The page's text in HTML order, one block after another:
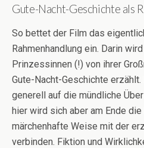
Gute-Nacht-Geschichte als
So bettet der Film das
Rahmenhandlung ein. Darin
Prinzessinnen (!) von ihrer
Gute-Nacht-Geschichte
generell auf die mündliche
hier wird sich aber am Ende
märchenhafte Weise mit der
verbinden. Fiktion und